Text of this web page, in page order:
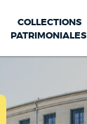
COLLECTIONS
PATRIMONIALES